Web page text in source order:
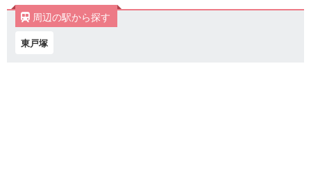
周辺の駅から探す
東戸塚